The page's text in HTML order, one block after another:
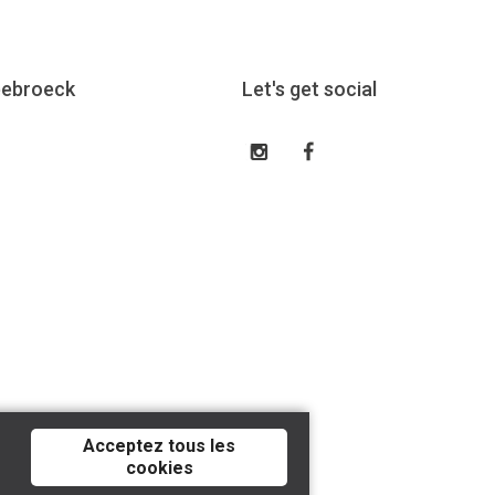
Let's get social
Tilroy
Acceptez tous les
cookies